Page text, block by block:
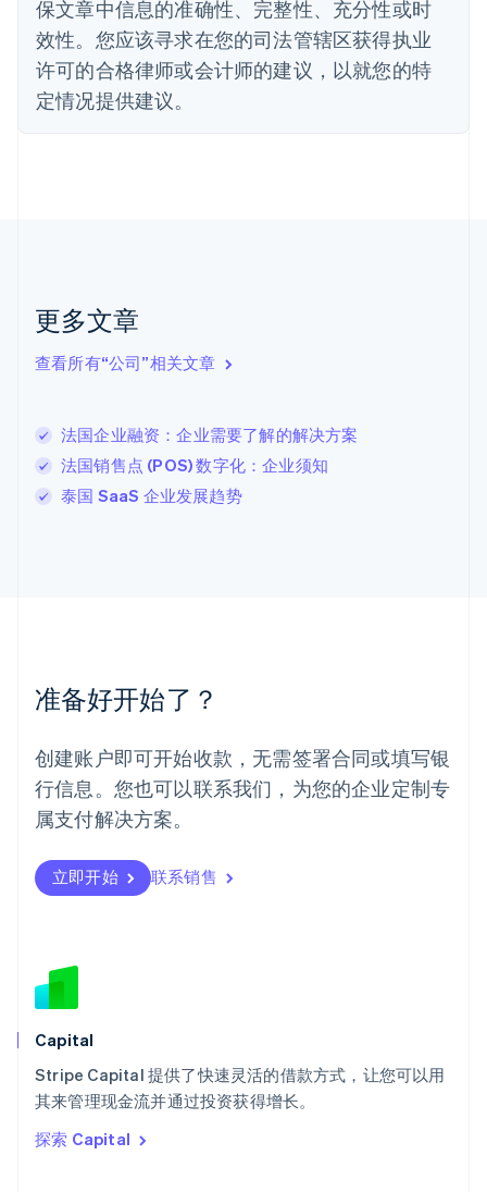
保文章中信息的准确性、完整性、充分性或时
效性。您应该寻求在您的司法管辖区获得执业
许可的合格律师或会计师的建议，以就您的特
定情况提供建议。
更多文章
查看所有“公司”相关文章
法国企业融资：企业需要了解的解决方案
法国销售点 (POS) 数字化：企业须知
泰国 SaaS 企业发展趋势
准备好开始了？
创建账户即可开始收款，无需签署合同或填写银
行信息。您也可以联系我们，为您的企业定制专
属支付解决方案。
立即开始 联系销售
Capital
Stripe Capital 提供了快速灵活的借款方式，让您可以用
其来管理现金流并通过投资获得增长。
探索 Capital
DeutschEnglish
法国
FrançaisEnglish
芬兰
EnglishSvenska
English
English
卢森堡
罗马尼亚
English
挪威
葡萄牙
Português English
日本
日本語English
瑞典
瑞士
DeutschFrançais
斯洛伐克
斯洛文尼亚
泰国
ไทยEnglish
希腊
English
西班牙